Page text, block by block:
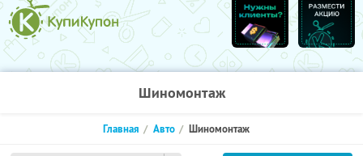
Шиномонтаж
Главная Авто Шиномонтаж